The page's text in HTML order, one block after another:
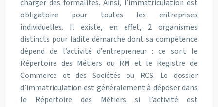
charger des formalités. Ainsi, l’immatriculation est
obligatoire pour toutes les entreprises
individuelles. Il existe, en effet, 2 organismes
distincts pour ladite démarche dont sa compétence
dépend de l’activité d’entrepreneur : ce sont le
Répertoire des Métiers ou RM et le Registre de
Commerce et des Sociétés ou RCS. Le dossier
d’immatriculation est généralement à déposer dans
le Répertoire des Métiers si l’activité est